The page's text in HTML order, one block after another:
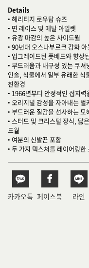
Details
• 헤리티지 로우탑 슈즈
• 면 레이스 및 메탈 아일렛
• 유광 마감의 높은 사이드월
• 90년대 오스나부르크 강화
• 업그레이드된 풋베드와 향상
• 부드러움과 내구성 있는 쿠
인솔, 식물에서 일부 유래한
친환경
• 1966년부터 안정적인 접지
• 오리지널 감성을 자아내는 벌
• 부드러운 질감을 선사하는 모
• 스터드 및 크리스털 장식, 닳
드월
• 여분의 신발끈 포함
• 두 가지 텍스처를 레이어링
카카오톡 페이스북 라인